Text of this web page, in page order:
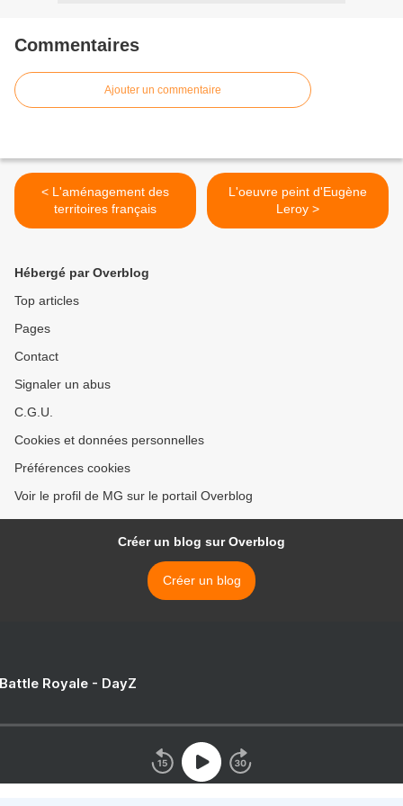
Commentaires
Ajouter un commentaire
< L'aménagement des
territoires français
L'oeuvre peint d'Eugène
Leroy >
Hébergé par Overblog
Top articles
Pages
Contact
Signaler un abus
C.G.U.
Cookies et données personnelles
Préférences cookies
Voir le profil de MG sur le portail Overblog
Créer un blog sur Overblog
Créer un blog
Royale - DayZ